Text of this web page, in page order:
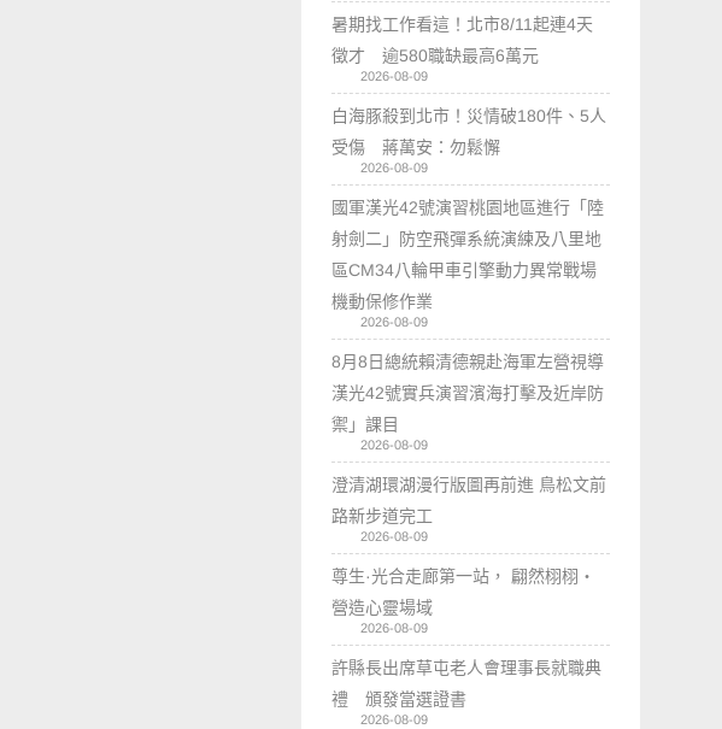
暑期找工作看這！北市8/11起連4天
徵才 逾580職缺最高6萬元
2026-08-09
白海豚殺到北市！災情破180件、5人
受傷 蔣萬安：勿鬆懈
2026-08-09
國軍漢光42號演習桃園地區進行「陸
射劍二」防空飛彈系統演練及八里地
區CM34八輪甲車引擎動力異常戰場
機動保修作業
2026-08-09
8月8日總統賴清德親赴海軍左營視導
漢光42號實兵演習濱海打擊及近岸防
禦」課目
2026-08-09
澄清湖環湖漫行版圖再前進 鳥松文前
路新步道完工
2026-08-09
尊生·光合走廊第一站， 翩然栩栩・
營造心靈場域
2026-08-09
許縣長出席草屯老人會理事長就職典
禮 頒發當選證書
2026-08-09